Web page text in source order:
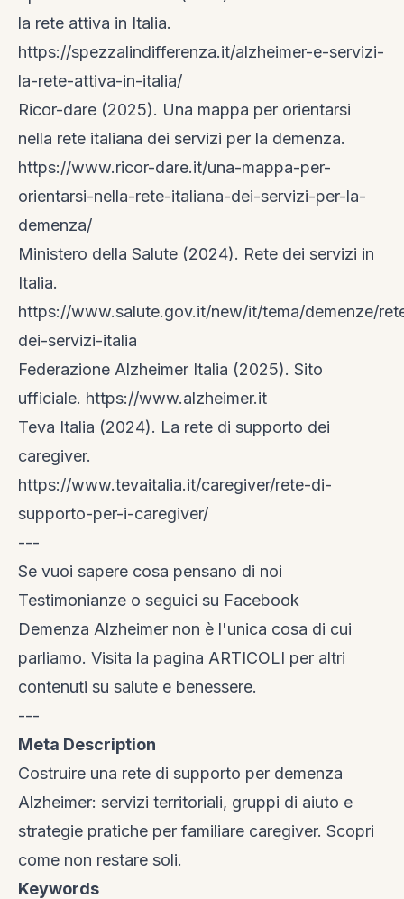
la rete attiva in Italia.
https://spezzalindifferenza.it/alzheimer-e-servizi-
la-rete-attiva-in-italia/
Ricor-dare (2025). Una mappa per orientarsi
nella rete italiana dei servizi per la demenza.
https://www.ricor-dare.it/una-mappa-per-
orientarsi-nella-rete-italiana-dei-servizi-per-la-
demenza/
Ministero della Salute (2024). Rete dei servizi in
Italia.
https://www.salute.gov.it/new/it/tema/demenze/
dei-servizi-italia
Federazione Alzheimer Italia (2025). Sito
ufficiale. https://www.alzheimer.it
Teva Italia (2024). La rete di supporto dei
caregiver.
https://www.tevaitalia.it/caregiver/rete-di-
supporto-per-i-caregiver/
---
Se vuoi sapere cosa pensano di noi
Testimonianze o seguici su Facebook
Demenza Alzheimer non è l'unica cosa di cui
parliamo. Visita la pagina ARTICOLI per altri
contenuti su salute e benessere.
---
Meta Description
Costruire una rete di supporto per demenza
Alzheimer: servizi territoriali, gruppi di aiuto e
strategie pratiche per familiare caregiver. Scopri
come non restare soli.
Keywords